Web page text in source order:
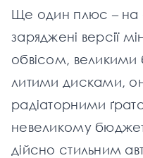
Ще один плюс – на
заряджені версії
обвісом,
литими дисками,
радіаторними
невеликому
дійсно стильним